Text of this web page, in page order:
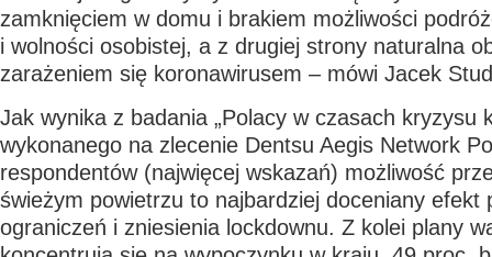
zamknięciem w domu i brakiem możliwości
i wolności osobistej, a z drugiej strony naturalna
zarażeniem się koronawirusem – mówi Jacek
Jak wynika z badania „Polacy w czasach kryzysu
wykonanego na zlecenie Dentsu Aegis Network
respondentów (najwięcej wskazań) możliwość
świeżym powietrzu to najbardziej doceniany efekt
ograniczeń i zniesienia lockdownu. Z kolei plany